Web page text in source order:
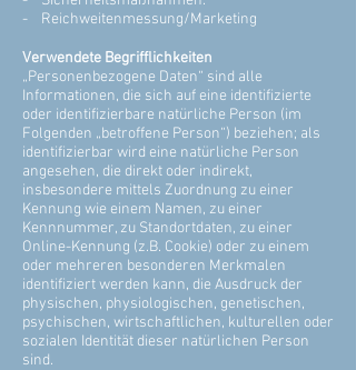
- Reichweitenmessung/Marketing
Verwendete Begrifflichkeiten
„Personenbezogene Daten“ sind alle
Informationen, die sich auf eine identifizierte
oder identifizierbare natürliche Person (im
Folgenden „betroffene Person“) beziehen; als
identifizierbar wird eine natürliche Person
angesehen, die direkt oder indirekt,
insbesondere mittels Zuordnung zu einer
Kennung wie einem Namen, zu einer
Kennnummer, zu Standortdaten, zu einer
Online-Kennung (z.B. Cookie) oder zu einem
oder mehreren besonderen Merkmalen
identifiziert werden kann, die Ausdruck der
physischen, physiologischen, genetischen,
psychischen, wirtschaftlichen, kulturellen oder
sozialen Identität dieser natürlichen Person
sind.